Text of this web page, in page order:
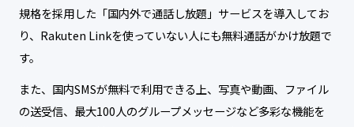
規格を採用した「国内外で通話し放題」サービスを導入してお
り、Rakuten Linkを使っていない人にも無料通話がかけ放題で
す。
また、国内SMSが無料で利用できる上、写真や動画、ファイル
の送受信、最大100人のグループメッセージなど多彩な機能を